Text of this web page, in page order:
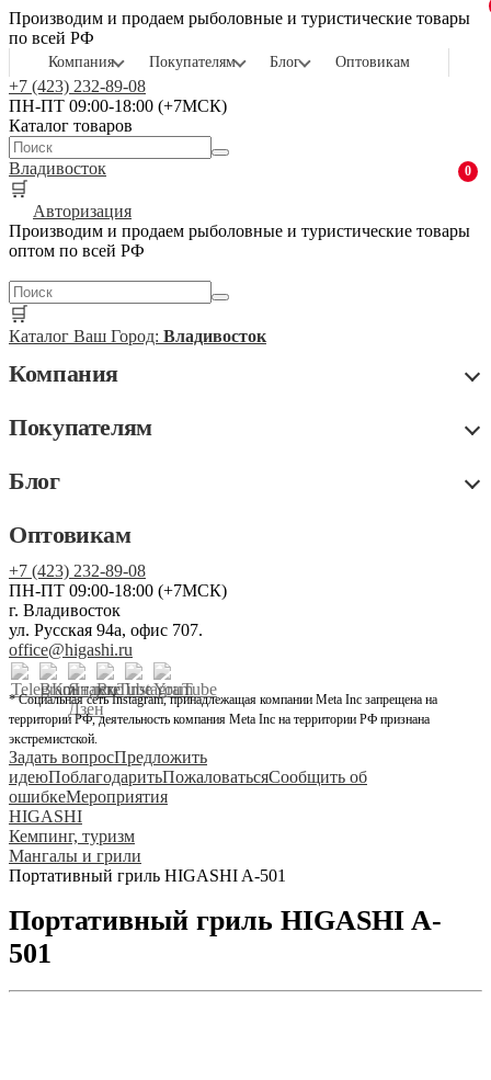
Производим и продаем рыболовные и туристические товары
по всей РФ
Компания Покупателям Блог Оптовикам
+7 (423) 232-89-08
ПН-ПТ 09:00-18:00 (+7МСК)
Каталог товаров
Владивосток
🛒
0
Авторизация
Производим и продаем рыболовные и туристические товары
оптом по всей РФ
🛒
Каталог Ваш Город: Владивосток
Компания
Покупателям
Блог
Оптовикам
+7 (423) 232-89-08
ПН-ПТ 09:00-18:00 (+7МСК)
г. Владивосток
ул. Русская 94а, офис 707.
office@higashi.ru
* Социальная сеть Instagram, принадлежащая компании Meta Inc запрещена на
территории РФ, деятельность компания Meta Inc на территории РФ признана
экстремистской.
Задать вопросПредложить
идеюПоблагодаритьПожаловатьсяСообщить об
ошибкеМероприятия
HIGASHI
Кемпинг, туризм
Мангалы и грили
Портативный гриль HIGASHI A-501
Портативный гриль HIGASHI A-
501